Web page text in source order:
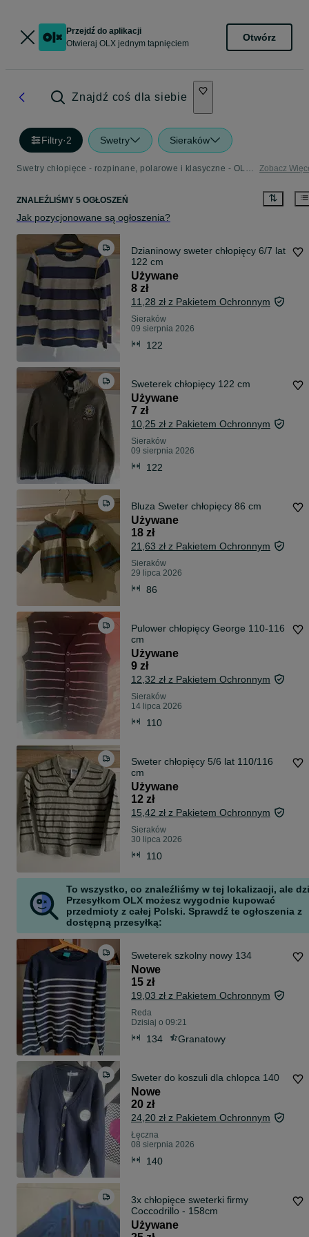
Przejdź do aplikacji
Otwieraj OLX jednym tapnięciem
Otwórz
Znajdź coś dla siebie
Filtry·2 Swetry Sieraków
Swetry chłopięce - rozpinane, polarowe i klasyczne - OLX.pl Zobacz
ZNALEŹLIŚMY 5 OGŁOSZEŃ
Jak pozycjonowane są ogłoszenia?
Dzianinowy sweter chłopięcy 6/7 lat
122 cm
Używane
8 zł
11,28 zł z Pakietem Ochronnym
Sieraków
09 sierpnia 2026
122
Sweterek chłopięcy 122 cm
Używane
7 zł
10,25 zł z Pakietem Ochronnym
Sieraków
09 sierpnia 2026
122
Bluza Sweter chłopięcy 86 cm
Używane
18 zł
21,63 zł z Pakietem Ochronnym
Sieraków
29 lipca 2026
86
Pulower chłopięcy George 110-116
cm
Używane
9 zł
12,32 zł z Pakietem Ochronnym
Sieraków
14 lipca 2026
110
Sweter chłopięcy 5/6 lat 110/116
cm
Używane
12 zł
15,42 zł z Pakietem Ochronnym
Sieraków
30 lipca 2026
110
To wszystko, co znaleźliśmy w tej lokalizacji, ale
Przesyłkom OLX możesz wygodnie kupować
przedmioty z całej Polski. Sprawdź te ogłoszenia z
dostępną przesyłką:
Sweterek szkolny nowy 134
Nowe
15 zł
19,03 zł z Pakietem Ochronnym
Reda
Dzisiaj o 09:21
134 Granatowy
Sweter do koszuli dla chlopca 140
Nowe
20 zł
24,20 zł z Pakietem Ochronnym
Łęczna
08 sierpnia 2026
140
3x chłopięce sweterki firmy
Coccodrillo - 158cm
Używane